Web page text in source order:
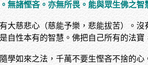
無諸慳吝。亦無所畏。能與眾生佛之
大慈悲心（慈能予樂，悲能拔苦）。
自性本有的智慧。佛把自己所有的法
學如來之法，千萬不要生慳吝不捨的